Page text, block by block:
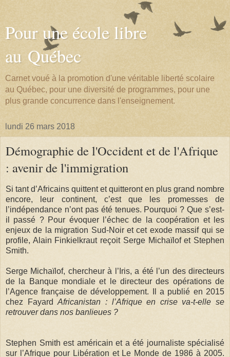
Pour une école libre
au Québec
Carnet voué à la promotion d'une véritable liberté scolaire
au Québec, pour une diversité de programmes, pour une
plus grande concurrence dans l'enseignement.
lundi 26 mars 2018
Démographie de l'Occident et de l'Afrique
: avenir de l'immigration
Si tant d’Africains quittent et quitteront en plus grand nombre
encore, leur continent, c’est que les promesses de
l’indépendance n’ont pas été tenues. Pourquoi ? Que s’est-
il passé ? Pour évoquer l’échec de la coopération et les
enjeux de la migration Sud-Noir et cet exode massif qui se
profile, Alain Finkielkraut reçoit Serge Michaïlof et Stephen
Smith.
Serge Michaïlof, chercheur à l’Iris, a été l’un des directeurs
de la Banque mondiale et le directeur des opérations de
l’Agence française de développement. Il a publié en 2015
chez FayardAfricanistan : l’Afrique en crise va-t-elle se
retrouver dans nos banlieues ?
Stephen Smith est américain et a été journaliste spécialisé
sur l’Afrique pour Libération et Le Monde de 1986 à 2005.